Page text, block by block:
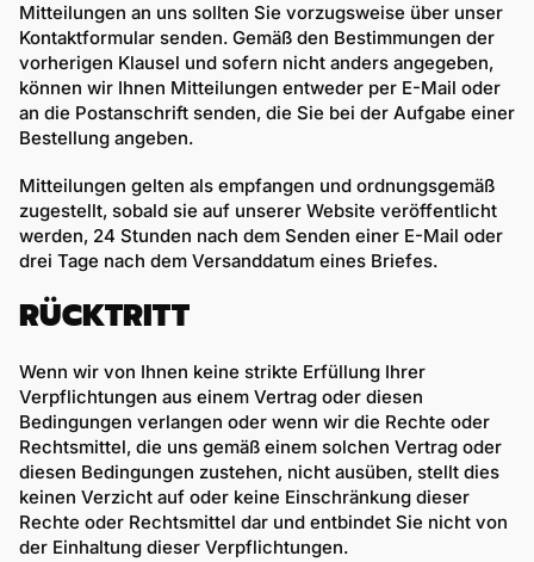
Mitteilungen an uns sollten Sie vorzugsweise über unser
Kontaktformular senden. Gemäß den Bestimmungen der
vorherigen Klausel und sofern nicht anders angegeben,
können wir Ihnen Mitteilungen entweder per E-Mail oder
an die Postanschrift senden, die Sie bei der Aufgabe einer
Bestellung angeben.
Mitteilungen gelten als empfangen und ordnungsgemäß
zugestellt, sobald sie auf unserer Website veröffentlicht
werden, 24 Stunden nach dem Senden einer E-Mail oder
drei Tage nach dem Versanddatum eines Briefes.
RÜCKTRITT
Wenn wir von Ihnen keine strikte Erfüllung Ihrer
Verpflichtungen aus einem Vertrag oder diesen
Bedingungen verlangen oder wenn wir die Rechte oder
Rechtsmittel, die uns gemäß einem solchen Vertrag oder
diesen Bedingungen zustehen, nicht ausüben, stellt dies
keinen Verzicht auf oder keine Einschränkung dieser
Rechte oder Rechtsmittel dar und entbindet Sie nicht von
der Einhaltung dieser Verpflichtungen.